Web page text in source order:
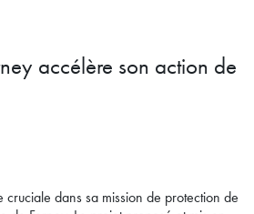
accélère son action de
cruciale dans sa mission de protection de